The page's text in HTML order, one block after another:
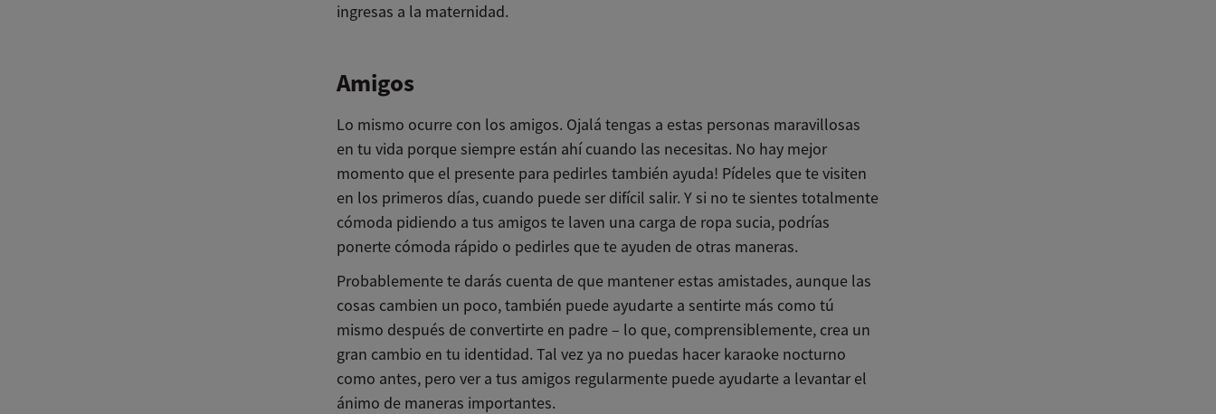
ingresas a la maternidad.
Amigos
Lo mismo ocurre con los amigos. Ojalá tengas a estas personas maravillosas
en tu vida porque siempre están ahí cuando las necesitas. No hay mejor
momento que el presente para pedirles también ayuda! Pídeles que te visiten
en los primeros días, cuando puede ser difícil salir. Y si no te sientes totalmente
cómoda pidiendo a tus amigos te laven una carga de ropa sucia, podrías
ponerte cómoda rápido o pedirles que te ayuden de otras maneras.
Probablemente te darás cuenta de que mantener estas amistades, aunque las
cosas cambien un poco, también puede ayudarte a sentirte más como tú
mismo después de convertirte en padre – lo que, comprensiblemente, crea un
gran cambio en tu identidad. Tal vez ya no puedas hacer karaoke nocturno
como antes, pero ver a tus amigos regularmente puede ayudarte a levantar el
ánimo de maneras importantes.